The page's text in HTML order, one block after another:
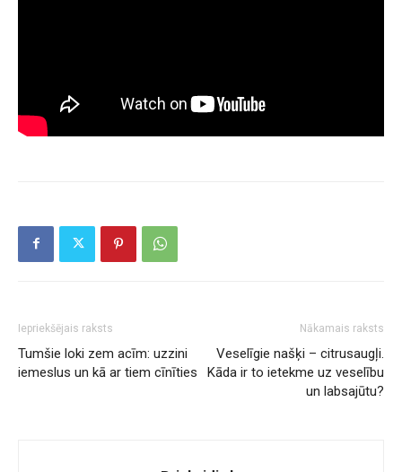
Iepriekšējais raksts
Tumšie loki zem acīm: uzzini
iemeslus un kā ar tiem cīnīties
Nākamais raksts
Veselīgie našķi – citrusaugļi.
Kāda ir to ietekme uz veselību
un labsajūtu?